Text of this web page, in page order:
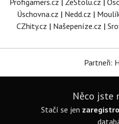
Profigamers.cz | ZeStolu.cz |
Úschovna.cz | Nedd.cz |
CZhity.cz | Našepeníze.cz |
Partneři:
Něco jste
Stačí se jen